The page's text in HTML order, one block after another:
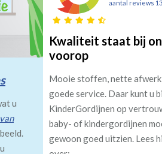
u
aantal reviews
Kwaliteit staat bij
voorop
Mooie stoffen, nette
goede service. Daar kunt u
KinderGordijnen op
baby- of kindergordijnen
gewoon goed uitzien. Lees